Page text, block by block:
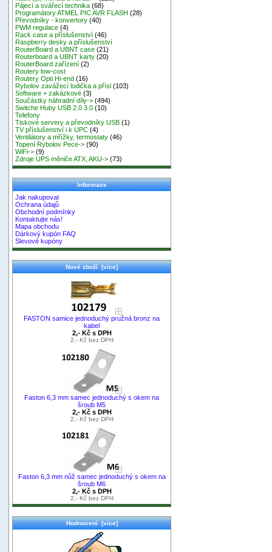
Pájecí a svářecí technika (68)
Programátory ATMEL PIC AVR FLASH (28)
Převodníky - konvertory (40)
PWM regulace (4)
Rack case a příslušenství (46)
Raspberry desky a příslušenství
RouterBoard a UBNT case (21)
Routerboard a UBNT karty (20)
RouterBoard zařízení (2)
Routery low-cost
Routery Opti Hi-end (16)
Rybolov zavážecí lodička a přísl (103)
Software + zakázkové (3)
Součástky náhradní díly-> (494)
Switche Huby USB 2.0 3.0 (10)
Telefony
Tiskové servery a převodníky USB (1)
TV příslušenství i k UPC (4)
Ventilátory a mřížky, termostaty (46)
Topení Rybolov Pece-> (90)
WiFi-> (9)
Zdroje UPS měniče ATX, AKU-> (73)
Informace
Jak nakupovat
Ochrana údajů
Obchodní podmínky
Kontaktujte nás!
Mapa obchodu
Dárkový kupón FAQ
Slevové kupóny
Nové zboží [více]
FASTON samice jednoduchý pružná bronz na
kabel
2,- Kč s DPH
2,- Kč bez DPH
Faston 6,3 mm samec jednoduchý s okem na
šroub M5
2,- Kč s DPH
2,- Kč bez DPH
Faston 6,3 mm nůž samec jednoduchý s okem na
šroub M6
2,- Kč s DPH
2,- Kč bez DPH
Hodnocení [více]